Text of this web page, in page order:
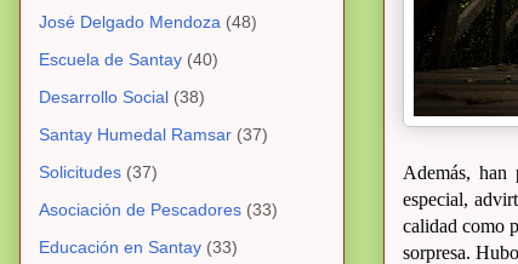
Además, han
especial,
calidad como
sorpresa.
José Delgado Mendoza (48)
Escuela de Santay (40)
Desarrollo Social (38)
Santay Humedal Ramsar (37)
Solicitudes (37)
Asociación de Pescadores (33)
Educación en Santay (33)